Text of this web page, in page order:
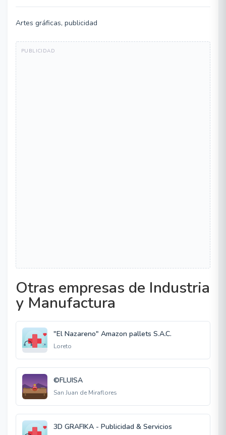
Artes gráficas, publicidad
Otras empresas de Industria
y Manufactura
"El Nazareno" Amazon pallets S.A.C.
Loreto
©FLUISA
San Juan de Miraflores
3D GRAFIKA - Publicidad & Servicios